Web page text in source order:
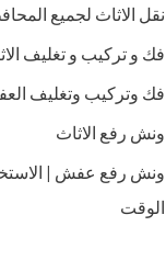
نقل الاثاث لجميع
فك و تركيب و تغليف
فك وتركيب وتغليف
ونش رفع الاثاث
ونش رفع عفش |
الوقت